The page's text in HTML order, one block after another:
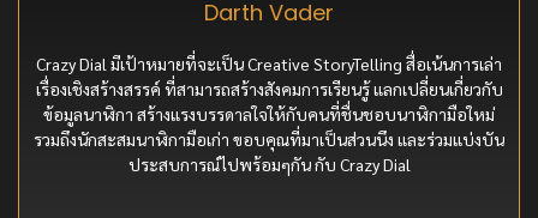
Darth Vader
Crazy Dial มีเป้าหมายที่จะเป็น Creative StoryTelling สื่อเน้นการเล่า
เรื่องเชิงสร้างสรรค์ ที่สามารถสร้างสังคมการเรียนรู้ แลกเปลี่ยนเกี่ยวกับ
ข้อมูลนาฬิกา สร้างแรงบรรดาลใจให้กับคนที่ชื่นชอบนาฬิกามือใหม่
รวมถึงนักสะสมนาฬิกามือเก่า ขอบคุณที่มาเป็นส่วนนึง และร่วมแบ่งบัน
ประสบการณ์ไปพร้อมๆกัน กับ Crazy Dial